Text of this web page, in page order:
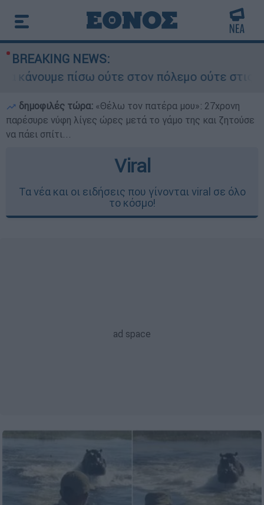
BREAKING NEWS:
πίσω ούτε στον πόλεμο ούτε στις
δημοφιλές τώρα: «Θέλω τον πατέρα μου»: 27χρονη
παρέσυρε νύφη λίγες ώρες μετά το γάμο της και ζητούσε
να πάει σπίτι...
Viral
Τα νέα και οι ειδήσεις που γίνονται viral σε όλο
το κόσμο!